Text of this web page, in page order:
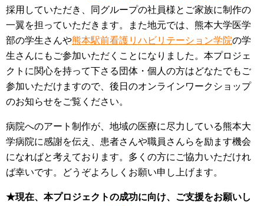
採用していただき、同グループの社員様とご家族に制作の
一翼を担っていただきます。また地元では、熊本大学医学
部の学生さんや熊本駅前看護リハビリテーション学院の学
生さんにもご参加いただくことになりました。本プロジェ
クトに関心を持って下さる団体・個人の方はどなたでもご
参加いただけますので、後日のオンラインワークショップ
のお知らせをご覧ください。
病院へのアート制作が、地域の医療に尽力している熊本大
学病院に感謝を伝え、患者さんや職員さんらを励ます機会
になればと考えております。多くの方にご協力いただけれ
ば幸いです。どうぞよろしくお願い申し上げます。
★現在、本プロジェクトの成功に向け、ご支援をお願いし